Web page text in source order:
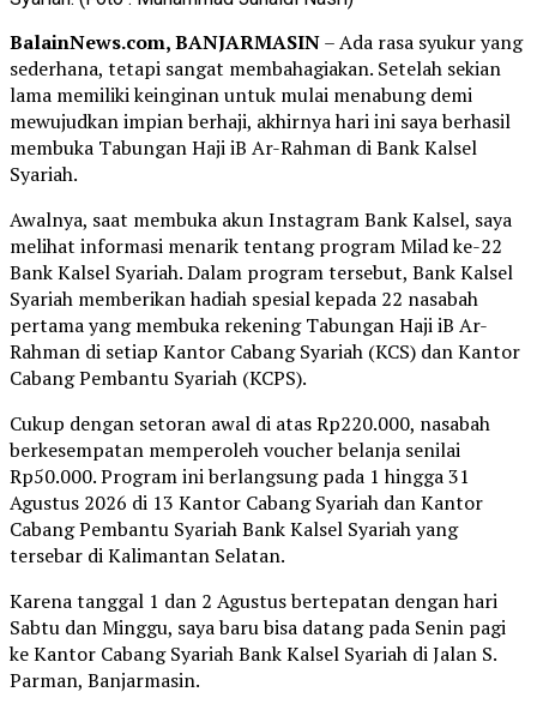
BalainNews.com, BANJARMASIN– Ada rasa syukur yang
sederhana, tetapi sangat membahagiakan. Setelah sekian
lama memiliki keinginan untuk mulai menabung demi
mewujudkan impian berhaji, akhirnya hari ini saya berhasil
membuka Tabungan Haji iB Ar-Rahman di Bank Kalsel
Syariah.
Awalnya, saat membuka akun Instagram Bank Kalsel, saya
melihat informasi menarik tentang program Milad ke-22
Bank Kalsel Syariah. Dalam program tersebut, Bank Kalsel
Syariah memberikan hadiah spesial kepada 22 nasabah
pertama yang membuka rekening Tabungan Haji iB Ar-
Rahman di setiap Kantor Cabang Syariah (KCS) dan Kantor
Cabang Pembantu Syariah (KCPS).
Cukup dengan setoran awal di atas Rp220.000, nasabah
berkesempatan memperoleh voucher belanja senilai
Rp50.000. Program ini berlangsung pada 1 hingga 31
Agustus 2026 di 13 Kantor Cabang Syariah dan Kantor
Cabang Pembantu Syariah Bank Kalsel Syariah yang
tersebar di Kalimantan Selatan.
Karena tanggal 1 dan 2 Agustus bertepatan dengan hari
Sabtu dan Minggu, saya baru bisa datang pada Senin pagi
ke Kantor Cabang Syariah Bank Kalsel Syariah di Jalan S.
Parman, Banjarmasin.